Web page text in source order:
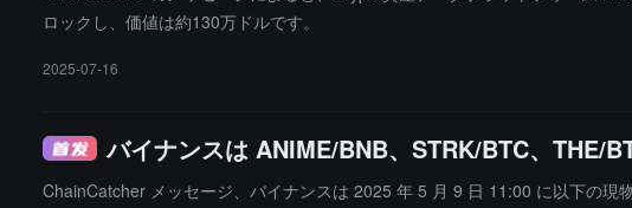
ロックし、価値は約130万ドルです。
2025-07-16
バイナンスは ANIME/BNB、STRK/BTC、THE/
ChainCatcher メッセージ、バイナンスは 2025 年 5 月 9 日 11:00 に以下の現